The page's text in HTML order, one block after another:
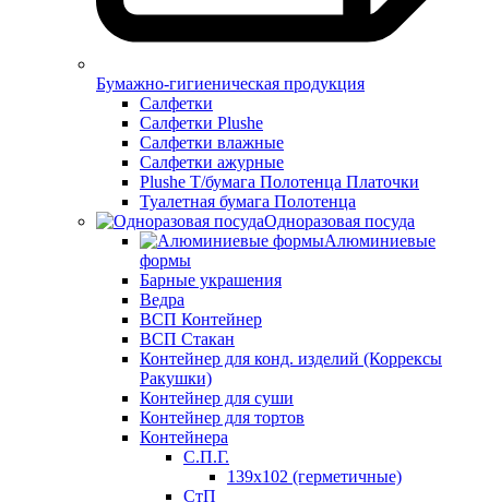
Бумажно-гигиеническая продукция
Салфетки
Салфетки Plushe
Салфетки влажные
Салфетки ажурные
Plushe Т/бумага Полотенца Платочки
Туалетная бумага Полотенца
Одноразовая посуда
Алюминиевые
формы
Барные украшения
Ведра
ВСП Контейнер
ВСП Стакан
Контейнер для конд. изделий (Коррексы
Ракушки)
Контейнер для суши
Контейнер для тортов
Контейнера
С.П.Г.
139х102 (герметичные)
СтП